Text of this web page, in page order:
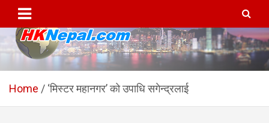
content
HKNepal.com – हङकङबाट
सञ्चालित पहिलो नेपाली अनलाईन
hknepal, hknepal.com, hk nepal, hk nepal com
Home ‘मिस्टर महानगर’ को उपाधि सगेन्द्रलाई